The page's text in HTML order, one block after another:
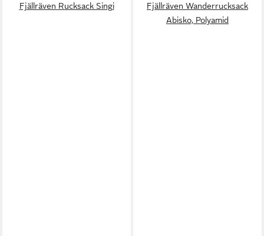
Fjällräven Rucksack Singi
Fjällräven Wanderrucksack
Abisko, Polyamid